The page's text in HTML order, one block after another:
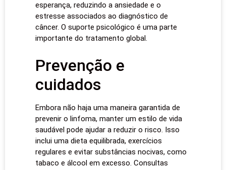
esperança, reduzindo a ansiedade e o
estresse associados ao diagnóstico de
câncer. O suporte psicológico é uma parte
importante do tratamento global.
Prevenção e
cuidados
Embora não haja uma maneira garantida de
prevenir o linfoma, manter um estilo de vida
saudável pode ajudar a reduzir o risco. Isso
inclui uma dieta equilibrada, exercícios
regulares e evitar substâncias nocivas, como
tabaco e álcool em excesso. Consultas